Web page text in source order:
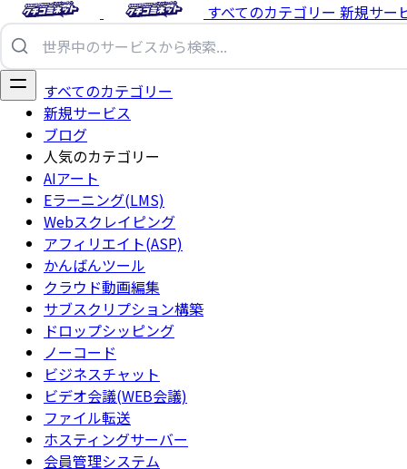
すべてのカテゴリー 新規サー
すべてのカテゴリー
新規サービス
ブログ
人気のカテゴリー
AIアート
Eラーニング(LMS)
Webスクレイピング
アフィリエイト(ASP)
かんばんツール
クラウド動画編集
サブスクリプション構築
ドロップシッピング
ノーコード
ビジネスチャット
ビデオ会議(WEB会議)
ファイル転送
ホスティングサーバー
会員管理システム